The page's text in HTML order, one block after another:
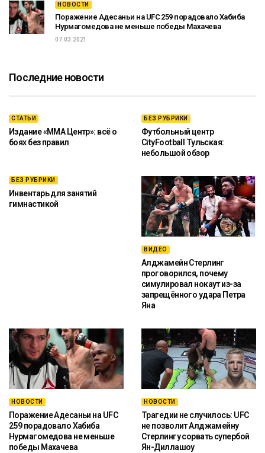
НОВОСТИ
Поражение Адесаньи на UFC 259 порадовало Хабиба
Нурмагомедова не меньше победы Махачева
07.03.2021
Последние новости
СТАТЬИ
Издание «ММА Центр»: всё о
боях без правил
БЕЗ РУБРИКИ
Футбольный центр
CityFootball Тульская:
небольшой обзор
БЕЗ РУБРИКИ
Инвентарь для занятий
гимнастикой
ВИДЕО
Алджамейн Стерлинг
проговорился, почему
симулировал нокаут из-за
запрещённого удара Петра
Яна
НОВОСТИ
Поражение Адесаньи на UFC
259 порадовало Хабиба
Нурмагомедова не меньше
победы Махачева
НОВОСТИ
Трагедии не случилось: UFC
не позволит Алджамейну
Стерлингу сорвать супербой
Ян-Диллашоу